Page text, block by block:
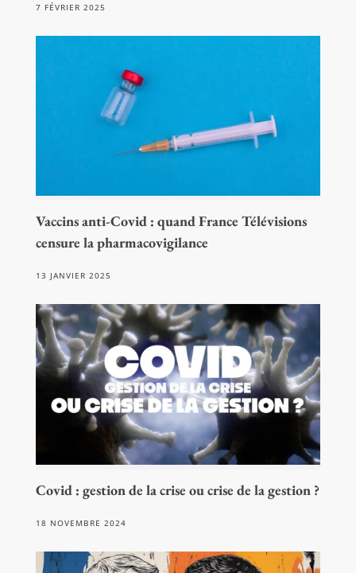
7 FÉVRIER 2025
Vaccins anti-Covid : quand France Télévisions
censure la pharmacovigilance
13 JANVIER 2025
Covid : gestion de la crise ou crise de la gestion ?
18 NOVEMBRE 2024